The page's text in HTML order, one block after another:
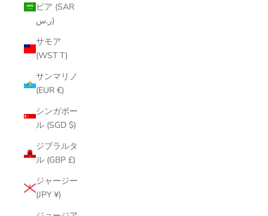
ビア (SAR
ر.س)
サモア
(WST T)
サンマリノ
(EUR €)
シンガポー
ル (SGD $)
ジブラルタ
ル (GBP £)
ジャージー
(JPY ¥)